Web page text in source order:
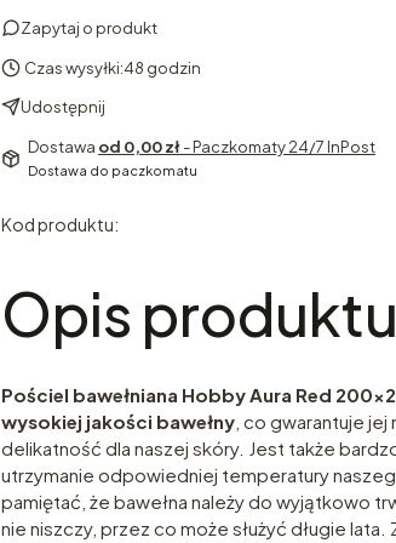
Zapytaj o produkt
Czas wysyłki:48 godzin
Udostępnij
Dostawa od 0,00 zł- Paczkomaty 24/7 InPost
Dostawa do paczkomatu
Kod produktu:
Opis produktu
Pościel bawełniana Hobby Aura Red
wysokiej jakości bawełny , co gwarantuje jej
delikatność dla naszej skóry. Jest także
utrzymanie odpowiedniej temperatury
pamiętać, że bawełna należy do wyjątkowo
nie niszczy, przez co może służyć długie